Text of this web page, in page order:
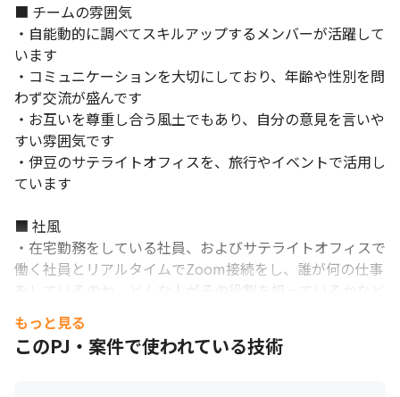
■ チームの雰囲気
・自能動的に調べてスキルアップするメンバーが活躍して
います
・コミュニケーションを大切にしており、年齢や性別を問
わず交流が盛んです
・お互いを尊重し合う風土でもあり、自分の意見を言いや
すい雰囲気です
・伊豆のサテライトオフィスを、旅行やイベントで活用し
ています
■ 社風
・在宅勤務をしている社員、およびサテライトオフィスで
働く社員とリアルタイムでZoom接続をし、誰が何の仕事
をしているのか、どんな人がその役割を担っているかなど
を可視化することで、コミュニケーションロスの防止や、
よりリアルに関われる場（相談しやすい環境）を提供して
います
もっと見る
このPJ・案件で使われている技術